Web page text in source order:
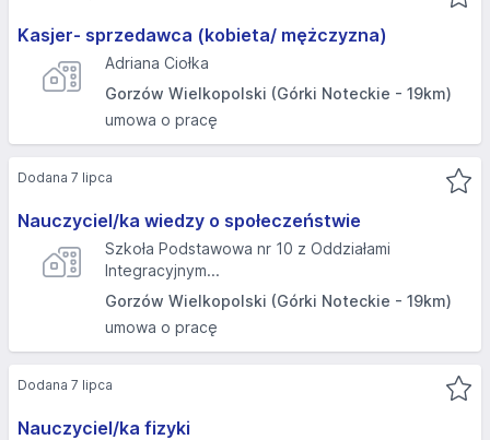
Kasjer- sprzedawca (kobieta/ mężczyzna)
Adriana Ciołka
Gorzów Wielkopolski (Górki Noteckie - 19km)
umowa o pracę
Nauczyciel/ka wiedzy o społeczeństwie
Szkoła Podstawowa nr 10 z Oddziałami
Integracyjnym...
Gorzów Wielkopolski (Górki Noteckie - 19km)
umowa o pracę
Dodana 7 lipca
Nauczyciel/ka fizyki
Dodana 7 lipca